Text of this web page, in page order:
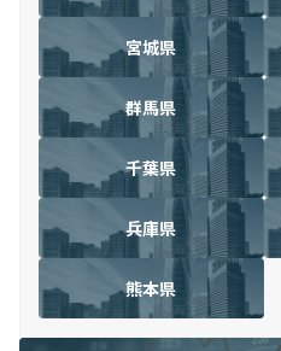
宮城県
群馬県
千葉県
兵庫県
熊本県